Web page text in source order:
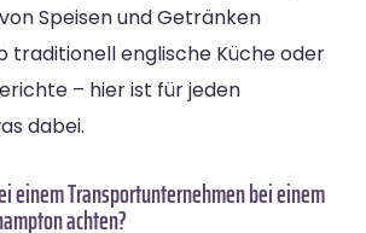
Speisen und Getränken
traditionell englische Küche oder
– hier ist für jeden
dabei.
einem Transportunternehmen bei einem
achten?